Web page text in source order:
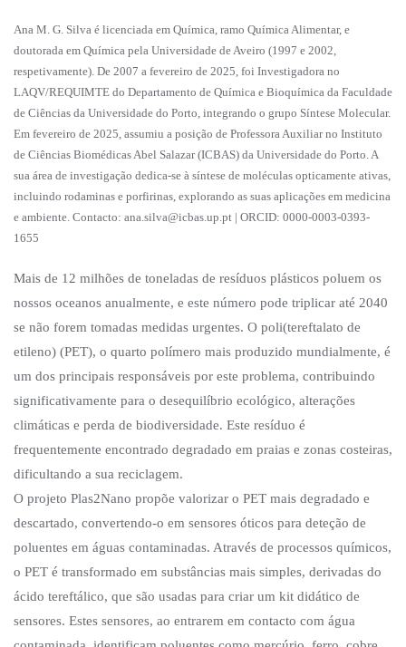
Ana M. G. Silva é licenciada em Química, ramo Química Alimentar, e
doutorada em Química pela Universidade de Aveiro (1997 e 2002,
respetivamente). De 2007 a fevereiro de 2025, foi Investigadora no
LAQV/REQUIMTE do Departamento de Química e Bioquímica da Faculdade
de Ciências da Universidade do Porto, integrando o grupo Síntese Molecular.
Em fevereiro de 2025, assumiu a posição de Professora Auxiliar no Instituto
de Ciências Biomédicas Abel Salazar (ICBAS) da Universidade do Porto. A
sua área de investigação dedica-se à síntese de moléculas opticamente ativas,
incluindo rodaminas e porfirinas, explorando as suas aplicações em medicina
e ambiente. Contacto: ana.silva@icbas.up.pt | ORCID: 0000-0003-0393-
1655
Mais de 12 milhões de toneladas de resíduos plásticos poluem os
nossos oceanos anualmente, e este número pode triplicar até 2040
se não forem tomadas medidas urgentes. O poli(tereftalato de
etileno) (PET), o quarto polímero mais produzido mundialmente, é
um dos principais responsáveis por este problema, contribuindo
significativamente para o desequilíbrio ecológico, alterações
climáticas e perda de biodiversidade. Este resíduo é
frequentemente encontrado degradado em praias e zonas costeiras,
dificultando a sua reciclagem.
O projeto Plas2Nano propõe valorizar o PET mais degradado e
descartado, convertendo-o em sensores óticos para deteção de
poluentes em águas contaminadas. Através de processos químicos,
o PET é transformado em substâncias mais simples, derivadas do
ácido tereftálico, que são usadas para criar um kit didático de
sensores. Estes sensores, ao entrarem em contacto com água